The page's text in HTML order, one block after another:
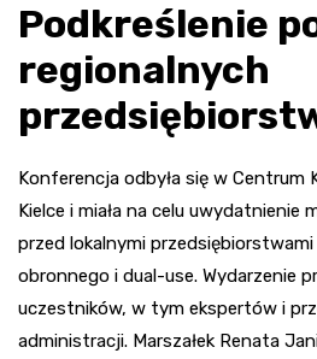
Podkreślenie
regionalnych
Konferencja odbyła się w Centrum
Kielce i miała na celu uwydatnienie
przed lokalnymi
obronnego i dual-use. Wydarzenie
uczestników, w tym ekspertów i
administracji. Marszałek Renata